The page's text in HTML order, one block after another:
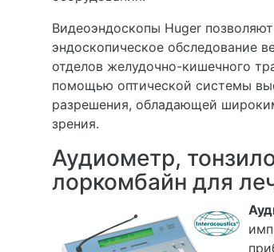
Видеоэндоскопы Huger
эндоскопическое обследование
отделов желудочно-кишечного
помощью оптической системы
разрешения, обладающей
зрения.
Аудиометр,
лоркомбайн для